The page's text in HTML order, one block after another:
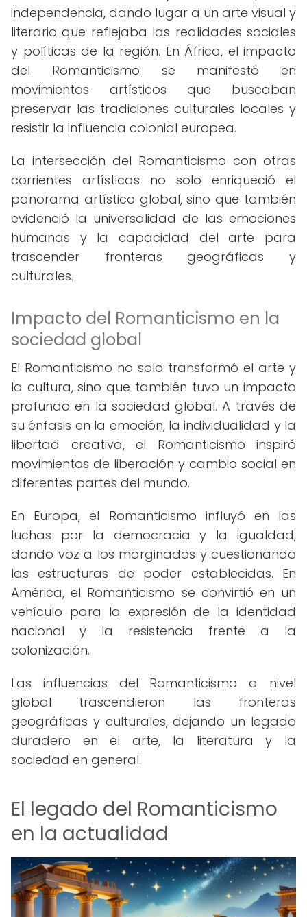
independencia, dando lugar a un arte visual y
literario que reflejaba las realidades sociales
y políticas de la región. En África, el impacto
del Romanticismo se manifestó en
movimientos artísticos que buscaban
preservar las tradiciones culturales locales y
resistir la influencia colonial europea.
La intersección del Romanticismo con otras
corrientes artísticas no solo enriqueció el
panorama artístico global, sino que también
evidenció la universalidad de las emociones
humanas y la capacidad del arte para
trascender fronteras geográficas y
culturales.
Impacto del Romanticismo en la
sociedad global
El Romanticismo no solo transformó el arte y
la cultura, sino que también tuvo un impacto
profundo en la sociedad global. A través de
su énfasis en la emoción, la individualidad y la
libertad creativa, el Romanticismo inspiró
movimientos de liberación y cambio social en
diferentes partes del mundo.
En Europa, el Romanticismo influyó en las
luchas por la democracia y la igualdad,
dando voz a los marginados y cuestionando
las estructuras de poder establecidas. En
América, el Romanticismo se convirtió en un
vehículo para la expresión de la identidad
nacional y la resistencia frente a la
colonización.
Las influencias del Romanticismo a nivel
global trascendieron las fronteras
geográficas y culturales, dejando un legado
duradero en el arte, la literatura y la
sociedad en general.
El legado del Romanticismo
en la actualidad